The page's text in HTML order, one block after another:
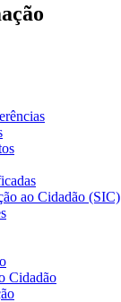
ao Cidadão (SIC)
Cidadão